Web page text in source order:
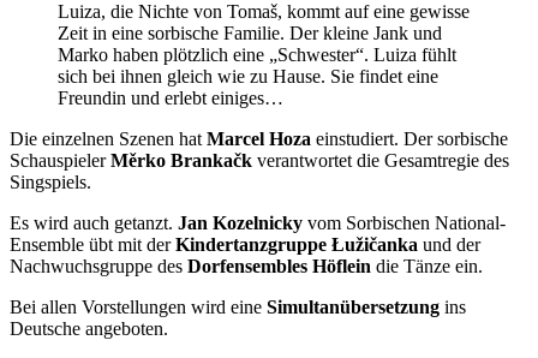
Luiza, die Nichte von Tomaš, kommt auf eine gewisse
Zeit in eine sorbische Familie. Der kleine Jank und
Marko haben plötzlich eine „Schwester“. Luiza fühlt
sich bei ihnen gleich wie zu Hause. Sie findet eine
Freundin und erlebt einiges…
Die einzelnen Szenen hat Marcel Hoza einstudiert. Der sorbische
SchauspielerMěrko Brankačk verantwortet die Gesamtregie des
Singspiels.
Es wird auch getanzt. Jan Kozelnicky vom Sorbischen National-
Ensemble übt mit derKindertanzgruppe Łužičanka und der
Nachwuchsgruppe des Dorfensembles Höflein die Tänze ein.
Bei allen Vorstellungen wird eine Simultanübersetzung ins
Deutsche angeboten.